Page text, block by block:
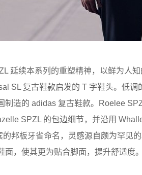
延续本系列的重塑精神，以鲜为人
SL 复古鞋款启发的 T 字鞋头。低
制造的 adidas 复古鞋款。Roelee
SPZL 的包边细节，并沿用
的邦板牙省命名，灵感源自颇为罕见
面，使其更为贴合脚面，提升舒适度。